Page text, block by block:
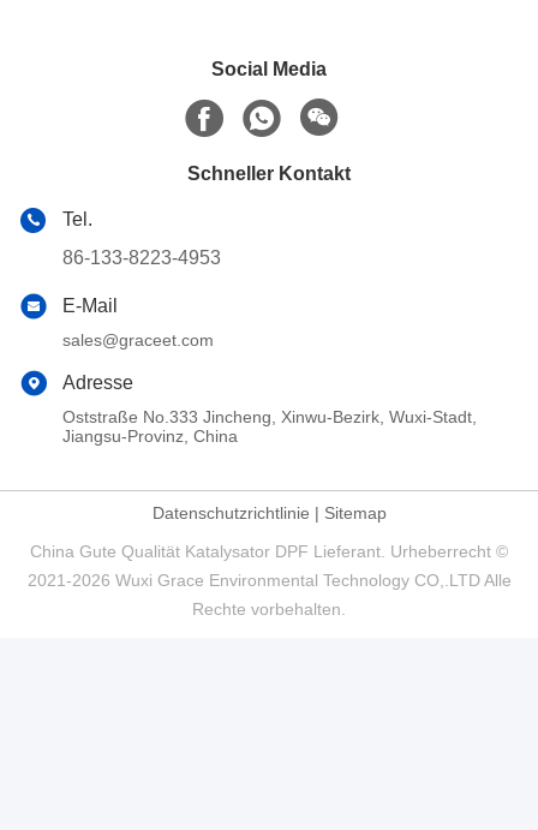
Social Media
Schneller Kontakt
Tel.
86-133-8223-4953
E-Mail
sales@graceet.com
Adresse
Oststraße No.333 Jincheng, Xinwu-Bezirk, Wuxi-Stadt,
Jiangsu-Provinz, China
Datenschutzrichtlinie | Sitemap
China Gute Qualität Katalysator DPF Lieferant. Urheberrecht ©
2021-2026 Wuxi Grace Environmental Technology CO,.LTD Alle
Rechte vorbehalten.